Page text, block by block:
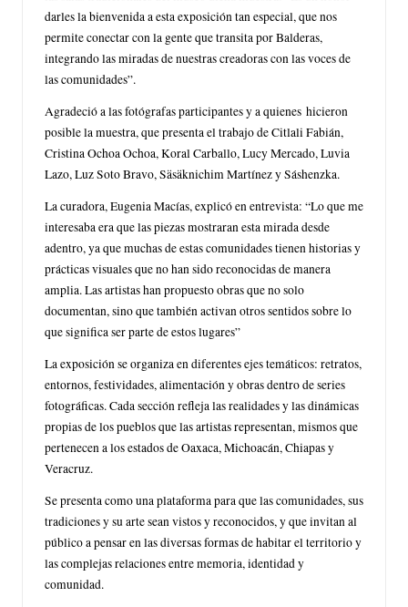
darles la bienvenida a esta exposición tan especial, que nos
permite conectar con la gente que transita por Balderas,
integrando las miradas de nuestras creadoras con las voces de
las comunidades”.
Agradeció a las fotógrafas participantes y a quienes hicieron
posible la muestra, que presenta el trabajo de Citlali Fabián,
Cristina Ochoa Ochoa, Koral Carballo, Lucy Mercado, Luvia
Lazo, Luz Soto Bravo, Säsäknichim Martínez y Sáshenzka.
La curadora, Eugenia Macías, explicó en entrevista: “Lo que me
interesaba era que las piezas mostraran esta mirada desde
adentro, ya que muchas de estas comunidades tienen historias y
prácticas visuales que no han sido reconocidas de manera
amplia. Las artistas han propuesto obras que no solo
documentan, sino que también activan otros sentidos sobre lo
que significa ser parte de estos lugares”
La exposición se organiza en diferentes ejes temáticos: retratos,
entornos, festividades, alimentación y obras dentro de series
fotográficas. Cada sección refleja las realidades y las dinámicas
propias de los pueblos que las artistas representan, mismos que
pertenecen a los estados de Oaxaca, Michoacán, Chiapas y
Veracruz.
Se presenta como una plataforma para que las comunidades, sus
tradiciones y su arte sean vistos y reconocidos, y que invitan al
público a pensar en las diversas formas de habitar el territorio y
las complejas relaciones entre memoria, identidad y
comunidad.